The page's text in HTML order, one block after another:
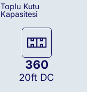
Toplu Kutu
Kapasitesi
360
20ft DC